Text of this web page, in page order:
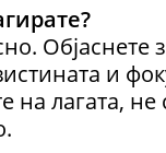
Објаснете
и
на лагата,